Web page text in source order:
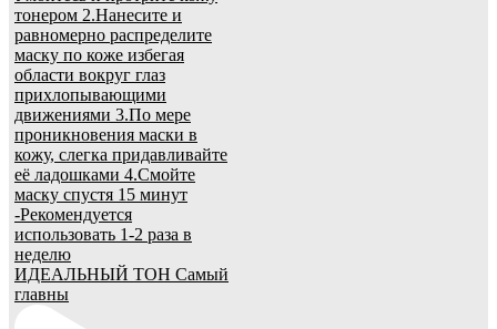
ИДЕАЛЬНЫЙ ТОН Самый
главны